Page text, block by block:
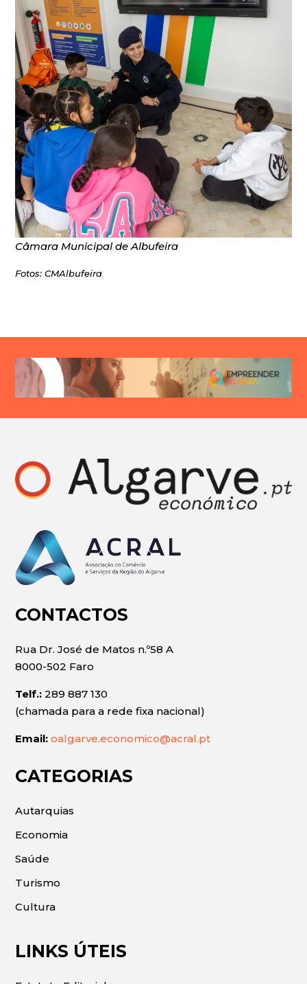
Câmara Municipal de Albufeira
Fotos: CMAlbufeira
CONTACTOS
Rua Dr. José de Matos n.º58 A
8000-502 Faro
Telf.: 289 887 130
(chamada para a rede fixa nacional)
Email: oalgarve.economico@acral.pt
CATEGORIAS
Autarquias
Economia
Saúde
Turismo
Cultura
LINKS ÚTEIS